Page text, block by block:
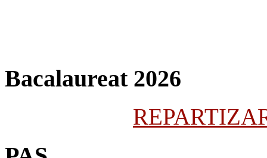
Bacalaureat 2026